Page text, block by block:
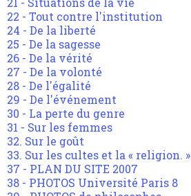
22 - Tout contre l'institution
24 - De la liberté
25 - De la sagesse
26 - De la vérité
27 - De la volonté
28 - De l'égalité
29 - De l'événement
30 - La perte du genre
31 - Sur les femmes
32. Sur le goût
33. Sur les cultes et la « religion. »
37 - PLAN DU SITE 2007
38 - PHOTOS Université Paris 8